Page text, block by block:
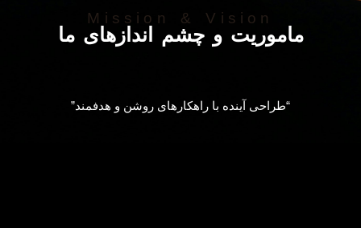
ماموریت و چشم اندازهای ما
Mission & Vision
“طراحی آینده با راهکارهای روشن و هدفمند”